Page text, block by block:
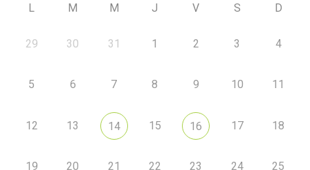
L M M J V S D
29 30 31 1 2 3 4
5 6 7 8 9 10 11
12 13 14 15 16 17 18
19 20 21 22 23 24 25